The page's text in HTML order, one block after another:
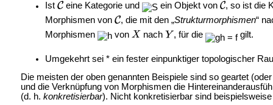
Ist eine Kategorie und ein Objekt von
, so ist die
Morphismen von
, die mit den „Strukturmorphismen“
Morphismen
von nach , für die gilt.
Umgekehrt sei * ein fester einpunktiger topologischer
Die meisten der oben genannten Beispiele sind so geartet
und die Verknüpfung von Morphismen die
(d. h. konkretisierbar). Nicht konkretisierbar sind